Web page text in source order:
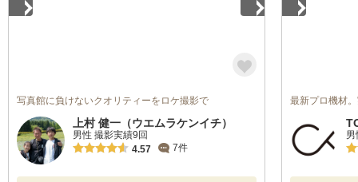
写真館に負けないクオリティーをロケ撮影で
上村 健一（ウエムラケンイチ）
男性 撮影実績9回
4.57
7件
最新プロ機材